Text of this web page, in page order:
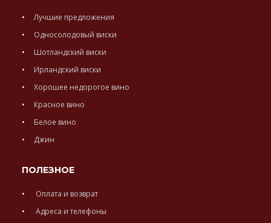
Лучшие предложения
Односолодовый виски
Шотландский виски
Ирландский виски
Хорошее недорогое вино
Красное вино
Белое вино
Джин
ПОЛЕЗНОЕ
Оплата и возврат
Адреса и телефоны